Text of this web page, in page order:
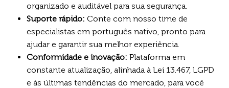
organizado e auditável para sua segurança.
Suporte rápido: Conte com nosso time de
especialistas em português nativo, pronto para
ajudar e garantir sua melhor experiência.
Conformidade e inovação: Plataforma em
constante atualização, alinhada à Lei 13.467, LGPD
e às últimas tendências do mercado, para você